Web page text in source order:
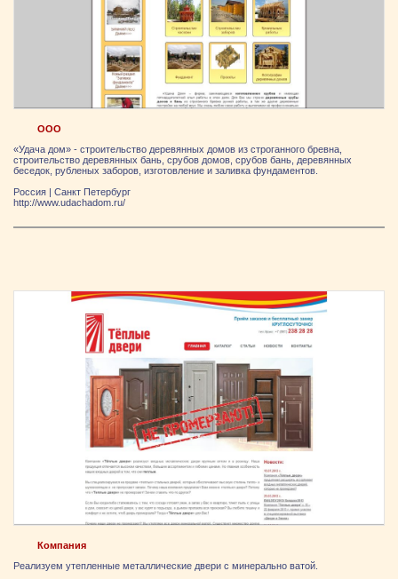
ООО
«Удача дом» - строительство деревянных домов из строганного бревна,
строительство деревянных бань, срубов домов, срубов бань, деревянных
беседок, рубленых заборов, изготовление и заливка фундаментов.
Россия
Санкт Петербург
http://www.udachadom.ru/
Компания
Реализуем утепленные металлические двери с минерально ватой.